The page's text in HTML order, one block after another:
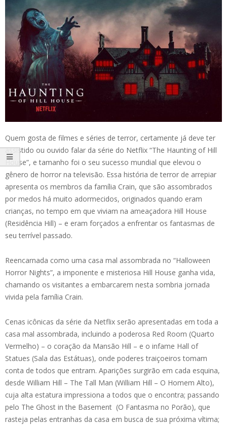
Quem gosta de filmes e séries de terror, certamente já deve ter
assistido ou ouvido falar da série do Netflix “The Haunting of Hill
House”, e tamanho foi o seu sucesso mundial que elevou o
gênero de horror na televisão. Essa história de terror de arrepiar
apresenta os membros da família Crain, que são assombrados
por medos há muito adormecidos, originados quando eram
crianças, no tempo em que viviam na ameaçadora Hill House
(Residência Hill) – e eram forçados a enfrentar os fantasmas de
seu terrível passado.
Reencarnada como uma casa mal assombrada no “Halloween
Horror Nights”, a imponente e misteriosa Hill House ganha vida,
chamando os visitantes a embarcarem nesta sombria jornada
vivida pela família Crain.
Cenas icônicas da série da Netflix serão apresentadas em toda a
casa mal assombrada, incluindo a poderosa Red Room (Quarto
Vermelho) – o coração da Mansão Hill – e o infame Hall of
Statues (Sala das Estátuas), onde poderes traiçoeiros tomam
conta de todos que entram. Aparições surgirão em cada esquina,
desde William Hill – The Tall Man (William Hill – O Homem Alto),
cuja alta estatura impressiona a todos que o encontra; passando
pelo The Ghost in the Basement (O Fantasma no Porão), que
rasteja pelas entranhas da casa em busca de sua próxima vítima;